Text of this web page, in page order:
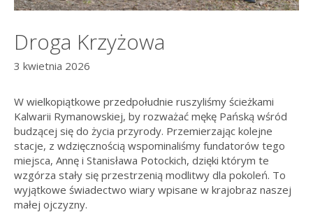
Droga Krzyżowa
3 kwietnia 2026
W wielkopiątkowe przedpołudnie ruszyliśmy ścieżkami
Kalwarii Rymanowskiej, by rozważać mękę Pańską wśród
budzącej się do życia przyrody. Przemierzając kolejne
stacje, z wdzięcznością wspominaliśmy fundatorów tego
miejsca, Annę i Stanisława Potockich, dzięki którym te
wzgórza stały się przestrzenią modlitwy dla pokoleń. To
wyjątkowe świadectwo wiary wpisane w krajobraz naszej
małej ojczyzny.